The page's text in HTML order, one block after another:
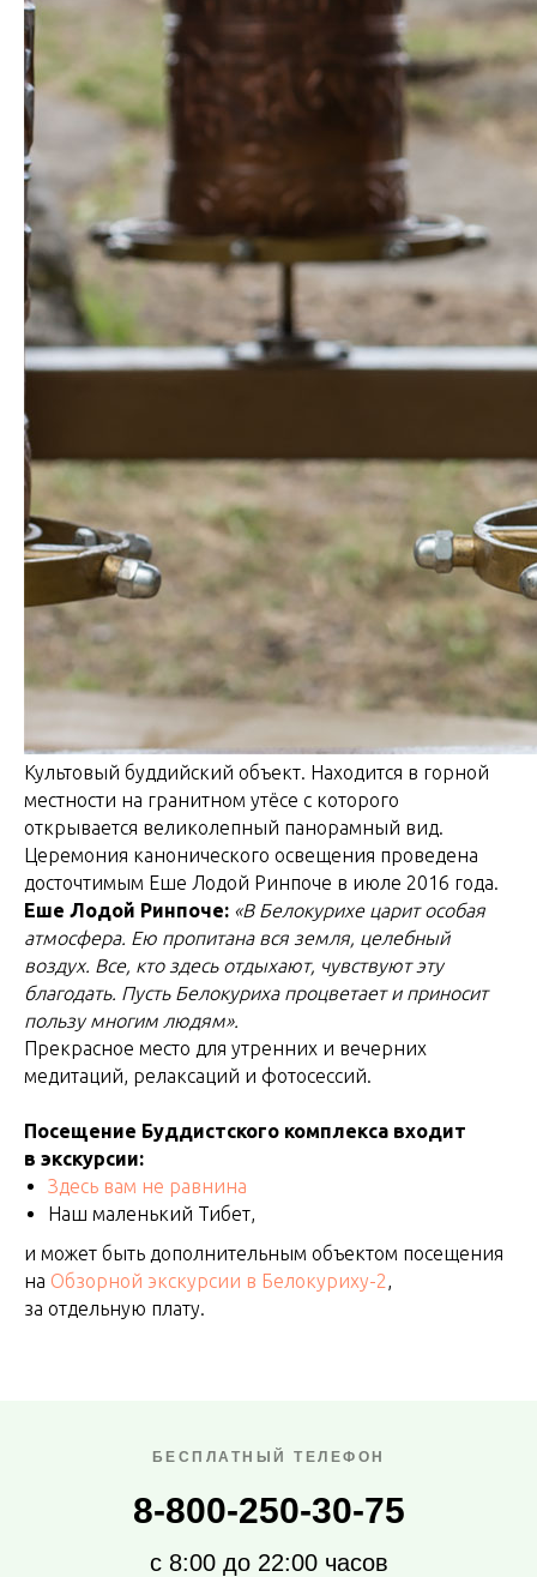
Культовый буддийский объект. Находится в горной
местности на гранитном утёсе с которого
открывается великолепный панорамный вид.
Церемония канонического освещения проведена
досточтимым Еше Лодой Ринпоче в июле 2016 года.
Еше Лодой Ринпоче: «В Белокурихе царит особая
атмосфера. Ею пропитана вся земля, целебный
воздух. Все, кто здесь отдыхают, чувствуют эту
благодать. Пусть Белокуриха процветает и приносит
пользу многим людям».
Прекрасное место для утренних и вечерних
медитаций, релаксаций и фотосессий.
Посещение Буддистского комплекса входит
в экскурсии:
Здесь вам не равнина
Наш маленький Тибет,
и может быть дополнительным объектом посещения
на Обзорной экскурсии в Белокуриху-2,
за отдельную плату.
БЕСПЛАТНЫЙ ТЕЛЕФОН
8-800-250-30-75
с 8:00 до 22:00 часов